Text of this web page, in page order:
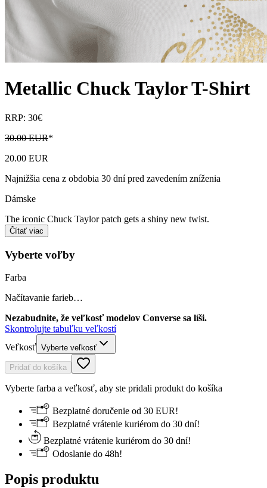
Metallic Chuck Taylor T-Shirt
RRP: 30€
30.00 EUR*
20.00 EUR
Najnižšia cena z obdobia 30 dní pred zavedením zníženia
Dámske
The iconic Chuck Taylor patch gets a shiny new twist.
Čítať viac
Vyberte voľby
Farba
Načítavanie farieb…
Nezabudnite, že veľkosť modelov Converse sa líši.
Skontrolujte tabuľku veľkostí
Veľkosť Vyberte veľkosť
Pridať do košíka
Vyberte farba a veľkosť, aby ste pridali produkt do košíka
Bezplatné doručenie od 30 EUR!
Bezplatné vrátenie kuriérom do 30 dní!
Bezplatné vrátenie kuriérom do 30 dní!
Odoslanie do 48h!
Popis produktu